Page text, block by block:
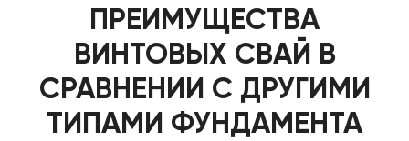
ПРЕИМУЩЕСТВА
ВИНТОВЫХ СВАЙ В
СРАВНЕНИИ С ДРУГИМИ
ТИПАМИ ФУНДАМЕНТА